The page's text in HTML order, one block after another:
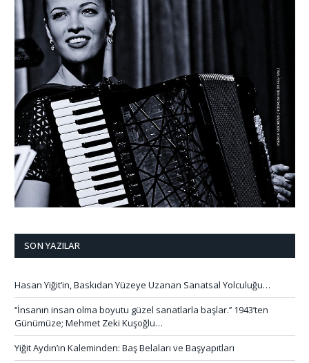
SON YAZILAR
Hasan Yiğit’in, Baskıdan Yüzeye Uzanan Sanatsal Yolculuğu…
‘’İnsanın insan olma boyutu güzel sanatlarla başlar.’’ 1943’ten
Günümüze; Mehmet Zeki Kuşoğlu…
Yiğit Aydın’ın Kaleminden: Baş Belaları ve Başyapıtları